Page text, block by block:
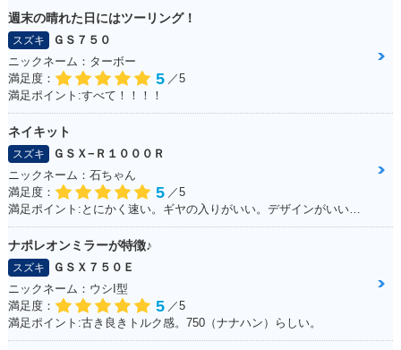
週末の晴れた日にはツーリング！
スズキ
ＧＳ７５０
ニックネーム：ターボー
満足度：
5 ／5
満足ポイント:すべて！！！！
ネイキット
スズキ
ＧＳＸ−Ｒ１０００Ｒ
ニックネーム：石ちゃん
満足度：
5 ／5
満足ポイント:とにかく速い。ギヤの入りがいい。デザインがいい！！
ナポレオンミラーが特徴♪
スズキ
ＧＳＸ７５０Ｅ
ニックネーム：ウシI型
満足度：
5 ／5
満足ポイント:古き良きトルク感。750（ナナハン）らしい。